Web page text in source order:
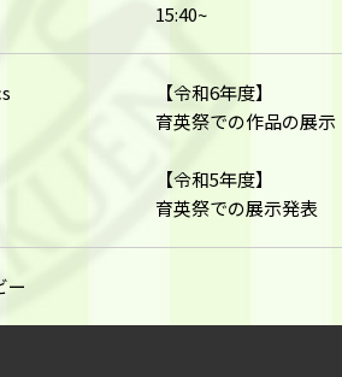
15:40~
【令和6年度】
育英祭での作品の展示
【令和5年度】
育英祭での展示発表
ー